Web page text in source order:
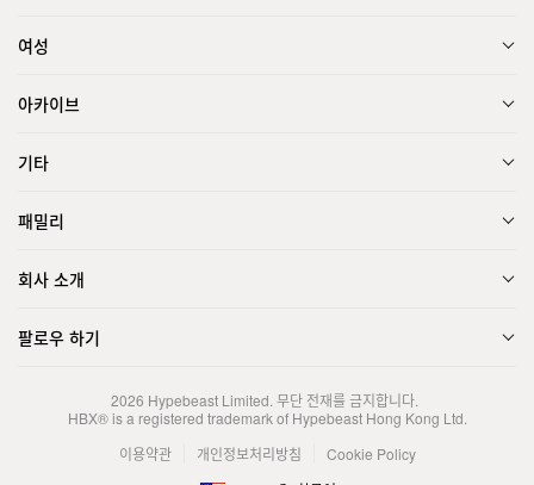
여성
아카이브
기타
패밀리
회사 소개
팔로우 하기
2026 Hypebeast Limited. 무단 전재를 금지합니다.
HBX® is a registered trademark of Hypebeast Hong Kong Ltd.
이용약관
개인정보처리방침
Cookie Policy